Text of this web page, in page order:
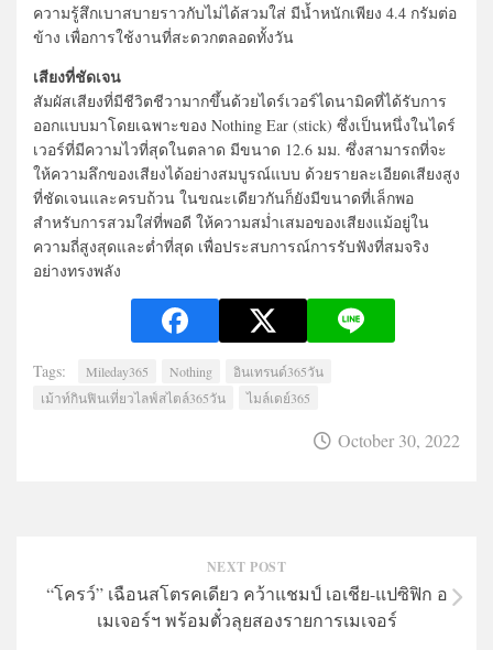
ความรู้สึกเบาสบายราวกับไม่ได้สวมใส่ มีน้ำหนักเพียง 4.4 กรัมต่อ
ข้าง เพื่อการใช้งานที่สะดวกตลอดทั้งวัน
เสียงที่ชัดเจน
สัมผัสเสียงที่มีชีวิตชีวามากขึ้นด้วยไดร์เวอร์ไดนามิคที่ได้รับการ
ออกแบบมาโดยเฉพาะของ Nothing Ear (stick) ซึ่งเป็นหนึ่งในไดร์
เวอร์ที่มีความไวที่สุดในตลาด มีขนาด 12.6 มม. ซึ่งสามารถที่จะ
ให้ความลึกของเสียงได้อย่างสมบูรณ์แบบ ด้วยรายละเอียดเสียงสูง
ที่ชัดเจนและครบถ้วน ในขณะเดียวกันก็ยังมีขนาดที่เล็กพอ
สำหรับการสวมใส่ที่พอดี ให้ความสม่ำเสมอของเสียงแม้อยู่ใน
ความถี่สูงสุดและต่ำที่สุด เพื่อประสบการณ์การรับฟังที่สมจริง
อย่างทรงพลัง
Tags: Mileday365 Nothing
อินเทรนด์365วัน
เม้าท์กินฟินเที่ยวไลฟ์สไตล์365วัน
ไมล์เดย์365
October 30, 2022
NEXT POST
“โครว์” เฉือนสโตรคเดียว คว้าแชมป์ เอเชีย-แปซิฟิก อ
เมเจอร์ฯ พร้อมตั๋วลุยสองรายการเมเจอร์